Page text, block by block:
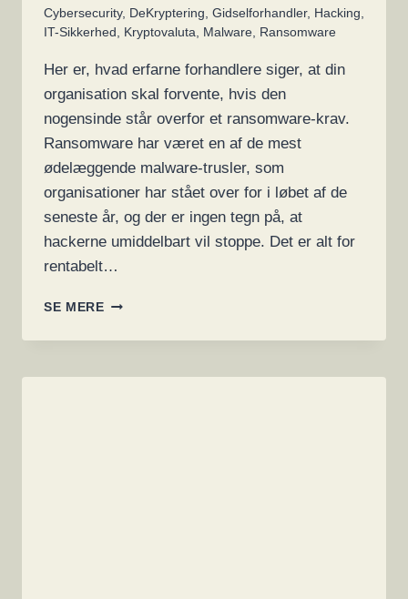
Cybersecurity, DeKryptering Gidselforhandler, Hacking
IT-Sikkerhed
Kryptovaluta Malware Ransomware
Her er, hvad erfarne forhandlere siger, at din
organisation skal forvente, hvis den
nogensinde står overfor et ransomware-krav.
Ransomware har været en af de mest
ødelæggende malware-trusler, som
organisationer har stået over for i løbet af de
seneste år, og der er ingen tegn på, at
hackerne umiddelbart vil stoppe. Det er alt for
rentabelt…
SE MERESÅDAN
RANSOMWARE-